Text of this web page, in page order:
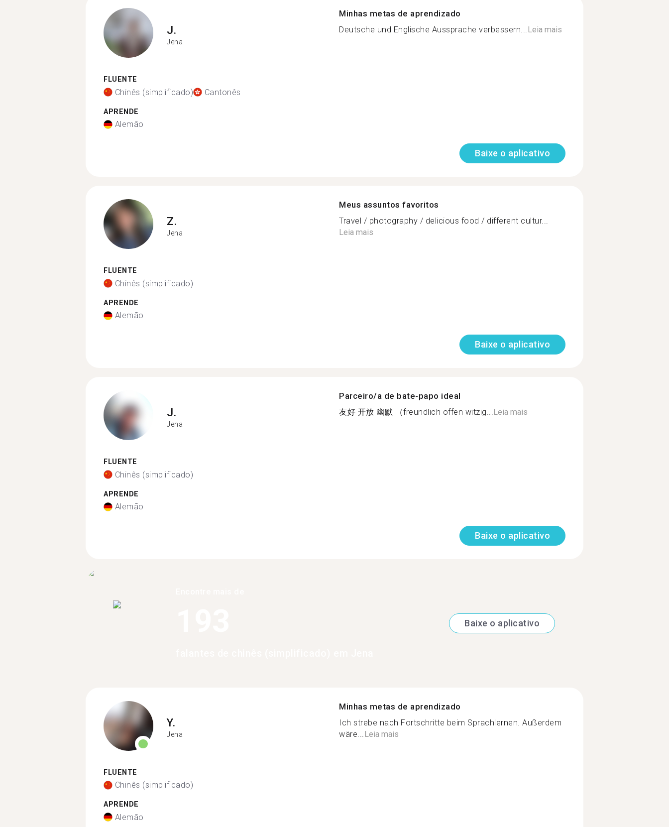
J.
Jena
FLUENTE
Chinês (simplificado) Cantonês
APRENDE
Alemão
Minhas metas de aprendizado
Deutsche und Englische Aussprache verbessern...Leia mais
Baixe o aplicativo
Z.
Jena
FLUENTE
Chinês (simplificado)
APRENDE
Alemão
Meus assuntos favoritos
Travel / photography / delicious food / different cultur...
Leia mais
Baixe o aplicativo
J.
Jena
FLUENTE
Chinês (simplificado)
APRENDE
Alemão
Parceiro/a de bate-papo ideal
友好 开放 幽默 （freundlich offen witzig...Leia mais
Baixe o aplicativo
Baixe o aplicativo
Y.
Jena
FLUENTE
Chinês (simplificado)
APRENDE
Alemão
Minhas metas de aprendizado
Ich strebe nach Fortschritte beim Sprachlernen. Außerdem
wäre... Leia mais